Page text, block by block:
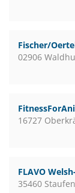
Fischer/
02906
16727
FLAVO
35460